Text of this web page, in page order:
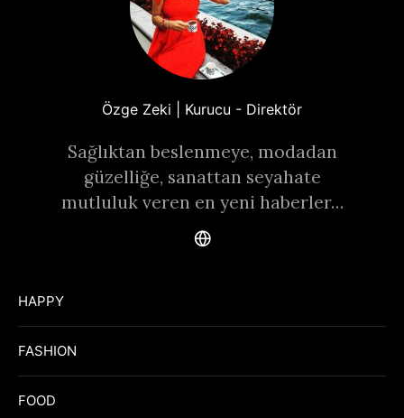
Özge Zeki | Kurucu - Direktör
Sağlıktan beslenmeye, modadan
güzelliğe, sanattan seyahate
mutluluk veren en yeni haberler…
HAPPY
FASHION
FOOD